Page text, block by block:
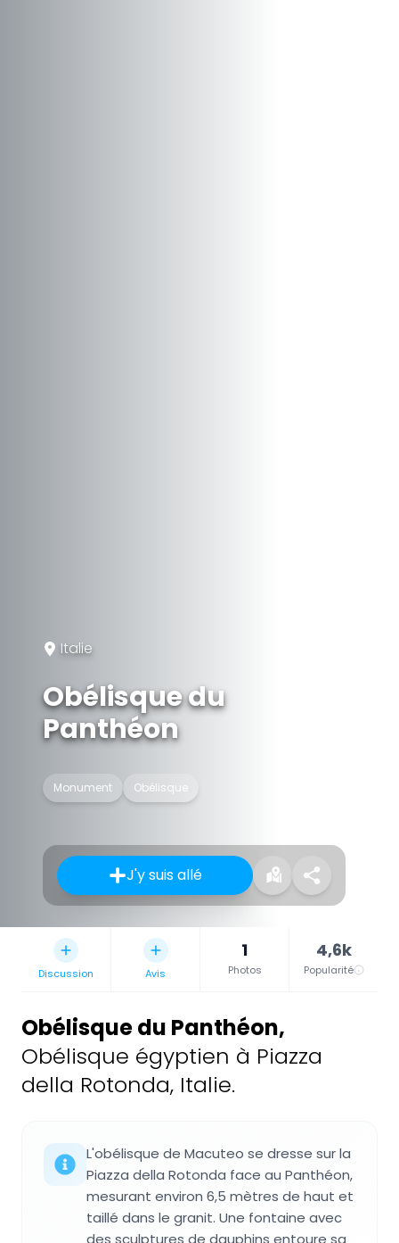
Italie
Obélisque du
Panthéon
Monument Obélisque
J'y suis allé
Discussion Avis
1
Photos
4,6k
Popularité
Obélisque du Panthéon,
Obélisque égyptien à Piazza
della Rotonda, Italie.
L'obélisque de Macuteo se dresse sur la
Piazza della Rotonda face au Panthéon,
mesurant environ 6,5 mètres de haut et
taillé dans le granit. Une fontaine avec
des sculptures de dauphins entoure sa